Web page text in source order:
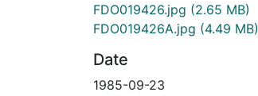
FDO019426.jpg (2.65 MB)
FDO019426A.jpg (4.49 MB)
Date
1985-09-23